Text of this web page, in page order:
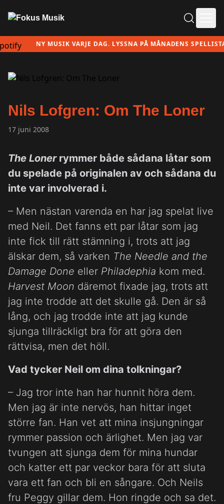
NY MUSIK VARJE DAG. LYSSNA PÅ MÅNADENS SPELLISTA
Nils Lofgren: Om The Loner
17 juni 2008
The Lonerrymmer både sådana låtar som
du spelade på originalen av och sådana du
inte var involverad i.
– Men nästan varenda en har jag spelat live
med Neil. Det fanns ett par låtar som jag
inte fick till rätt stämning i, trots att jag
älskar dem, så varken The Needle and the
Damage Done eller Philadephia kom med.
Harvest Moon däremot fixade jag, trots att
jag inte trodde att det skulle gå. Den är så
lång, och jag trodde inte att jag kunde
sjunga tillräckligt bra för att göra den
rättvisa, men det höll.
Vad tycker Neil om dina tolkningar?
– Jag tror inte han har hunnit höra dem.
Men jag är inte nervös, han hittar inget
större fan. Han vet att mina insjungningar
rymmer passion och ärlighet. Men jag var
tvungen att sjunga dem för mina hundar
och katter ett par veckor bara för att sluta
vara ett fan och bli en sångare. Och Neils
fru Peggy gillar dem. Hon ringde och sa det.